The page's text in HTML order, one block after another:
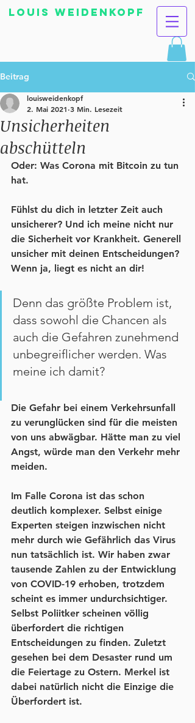
Louis Weidenkopf
Beitrag
Unsicherheiten
abschütteln
louisweidenkopf
2. Mai 2021 3 Min. Lesezeit
Oder: Was Corona mit Bitcoin zu tun
hat.
Fühlst du dich in letzter Zeit auch
unsicherer? Und ich meine nicht nur
die Sicherheit vor Krankheit. Generell
unsicher mit deinen Entscheidungen?
Wenn ja, liegt es nicht an dir!
Denn das größte Problem ist,
dass sowohl die Chancen als
auch die Gefahren zunehmend
unbegreiflicher werden. Was
meine ich damit?
Die Gefahr bei einem Verkehrsunfall
zu verunglücken sind für die meisten
von uns abwägbar. Hätte man zu viel
Angst, würde man den Verkehr mehr
meiden.
Im Falle Corona ist das schon
deutlich komplexer. Selbst einige
Experten steigen inzwischen nicht
mehr durch wie Gefährlich das Virus
nun tatsächlich ist. Wir haben zwar
tausende Zahlen zu der Entwicklung
von COVID-19 erhoben, trotzdem
scheint es immer undurchsichtiger.
Selbst Poliitker scheinen völlig
überfordert die richtigen
Entscheidungen zu finden. Zuletzt
gesehen bei dem Desaster rund um
die Feiertage zu Ostern. Merkel ist
dabei natürlich nicht die Einzige die
Überfordert ist.